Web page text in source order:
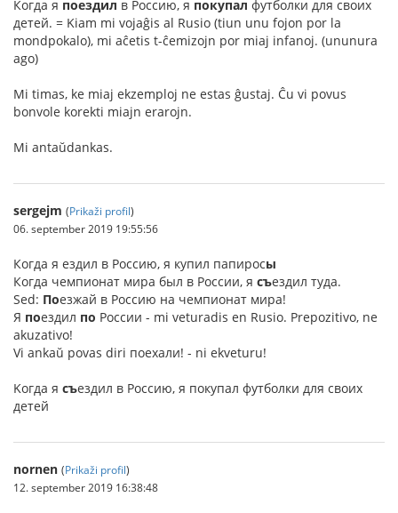
Когда я поездил в Россию, я покупал футболки для своих
детей. = Kiam mi vojaĝis al Rusio (tiun unu fojon por la
mondpokalo), mi aĉetis t-ĉemizojn por miaj infanoj. (ununura
ago)
Mi timas, ke miaj ekzemploj ne estas ĝustaj. Ĉu vi povus
bonvole korekti miajn erarojn.
Mi antaŭdankas.
sergejm (Prikaži profil)
06. september 2019 19:55:56
Когда я ездил в Россию, я купил папиросы
Когда чемпионат мира был в России, я съездил туда.
Sed: Поезжай в Россию на чемпионат мира!
Я поездил по России - mi veturadis en Rusio. Prepozitivo, ne
akuzativo!
Vi ankaŭ povas diri поехали! - ni ekveturu!
Kогда я съездил в Россию, я покупал футболки для своих
детей
nornen (Prikaži profil)
12. september 2019 16:38:48